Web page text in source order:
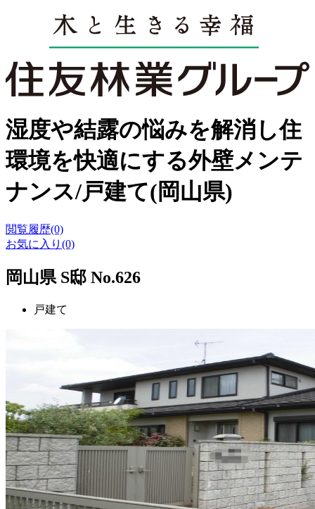
湿度や結露の悩みを解消し住
環境を快適にする外壁メンテ
ナンス/戸建て(岡山県)
閲覧履歴(0)
お気に入り(0)
岡山県 S邸 No.626
戸建て